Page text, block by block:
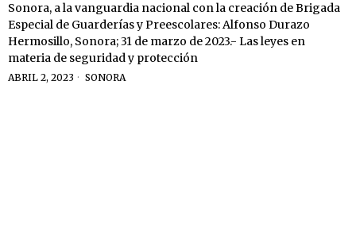
Sonora, a la vanguardia nacional con la creación de Brigada
Especial de Guarderías y Preescolares: Alfonso Durazo
Hermosillo, Sonora; 31 de marzo de 2023.- Las leyes en
materia de seguridad y protección
ABRIL 2, 2023 SONORA